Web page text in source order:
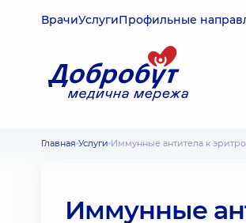
ВрачиУслугиПрофильные
Главная Услуги Иммунные антитела к
Иммунные